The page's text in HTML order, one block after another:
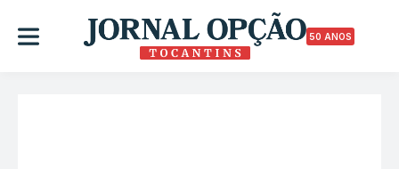
50 ANOS